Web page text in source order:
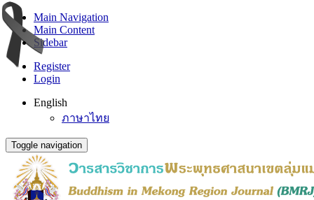
Main Navigation
Main Content
Sidebar
Register
Login
English
ภาษาไทย
Toggle navigation